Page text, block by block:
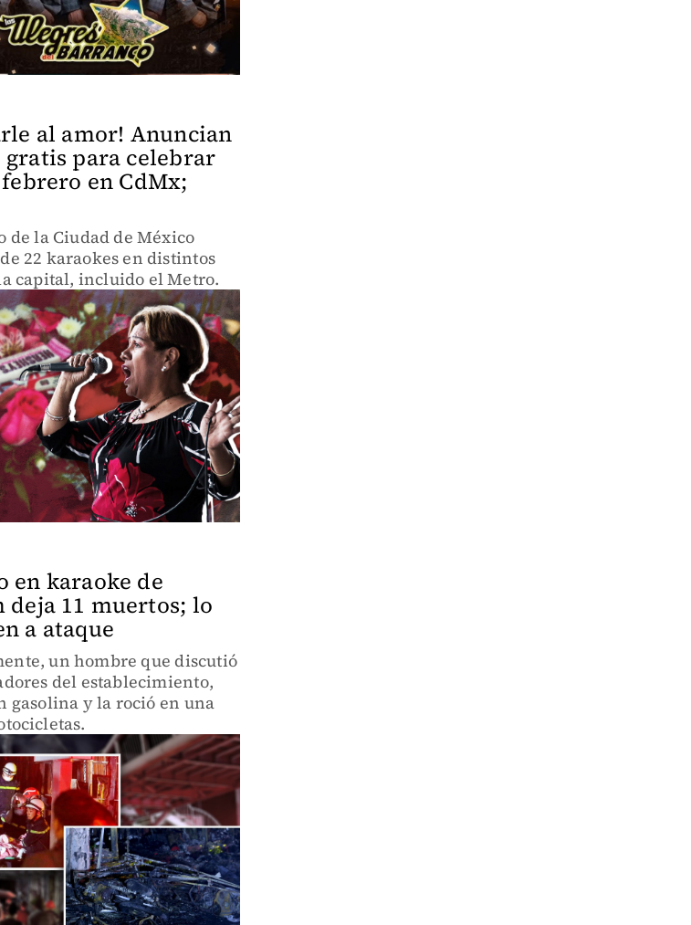
al amor! Anuncian
gratis para celebrar
en CdMx;
de la Ciudad de México
22 karaokes en distintos
capital, incluido el Metro.
en karaoke de
deja 11 muertos; lo
a ataque
un hombre que discutió
del establecimiento,
gasolina y la roció en una